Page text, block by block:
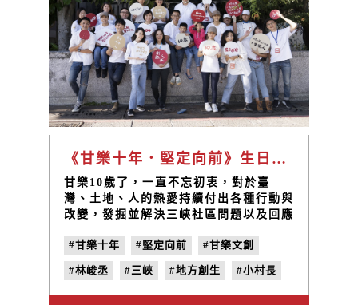
《甘樂十年．堅定向前》生日派對
甘樂10歲了，一直不忘初衷，對於臺
灣、土地、人的熱愛持續付出各種行動與
改變，發掘並解決三峽社區問題以及回應
積的能量，將這一些愛持續散佈在各個臺
灣的各個角落，我們會謹記創立時的初衷
與信念，努力成就更多美好的事物，與社
區共生共榮，達到城鄉共好循環 ！ 甘樂
#甘樂十年 #堅定向前 #甘樂文創
#林峻丞 #三峽 #地方創生 #小村長